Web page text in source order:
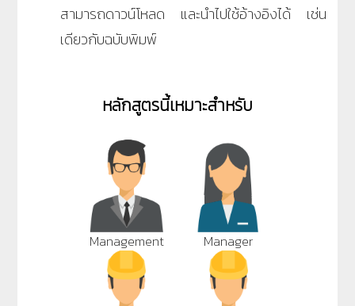
สามารถดาวน์โหลด และนำไปใช้อ้างอิงได้ เช่น
เดียวกับฉบับพิมพ์
หลักสูตรนี้เหมาะสำหรับ
Management Manager